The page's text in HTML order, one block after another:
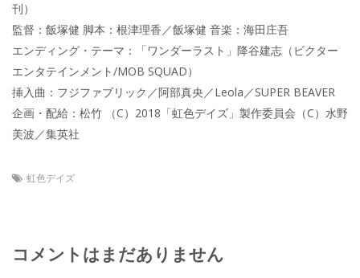
刊）
監督：飯塚健 脚本：根津理香／飯塚健 音楽：海田庄吾
エンディング・テーマ：「ワンダーラスト」降谷建志（ビクター
エンタテインメント/MOB SQUAD）
挿入曲：フジファブリック／阿部真央／Leola／SUPER BEAVER
企画・配給：松竹 （C）2018「虹色デイズ」製作委員会（C）水野
美波／集英社
虹色デイズ
コメントはまだありません